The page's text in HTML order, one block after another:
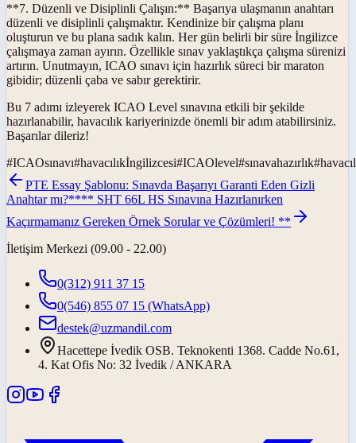
**7. Düzenli ve Disiplinli Çalışın:** Başarıya ulaşmanın anahtarı
düzenli ve disiplinli çalışmaktır. Kendinize bir çalışma planı
oluşturun ve bu plana sadık kalın. Her gün belirli bir süre İngilizce
çalışmaya zaman ayırın. Özellikle sınav yaklaştıkça çalışma sürenizi
artırın. Unutmayın, ICAO sınavı için hazırlık süreci bir maraton
gibidir; düzenli çaba ve sabır gerektirir.
Bu 7 adımı izleyerek ICAO Level sınavına etkili bir şekilde
hazırlanabilir, havacılık kariyerinizde önemli bir adım atabilirsiniz.
Başarılar dileriz!
#ICAOsınavı#havacılıkİngilizcesi#ICAOlevel#sınavahazırlık#
PTE Essay Şablonu: Sınavda Başarıyı Garanti Eden Gizli
Anahtar mı?**** SHT 66L HS Sınavına Hazırlanırken
Kaçırmamanız Gereken Örnek Sorular ve Çözümleri! **
İletişim Merkezi (09.00 - 22.00)
0(312) 911 37 15
0(546) 855 07 15 (WhatsApp)
destek@uzmandil.com
Hacettepe İvedik OSB. Teknokenti 1368. Cadde No.61,
4. Kat Ofis No: 32 İvedik / ANKARA